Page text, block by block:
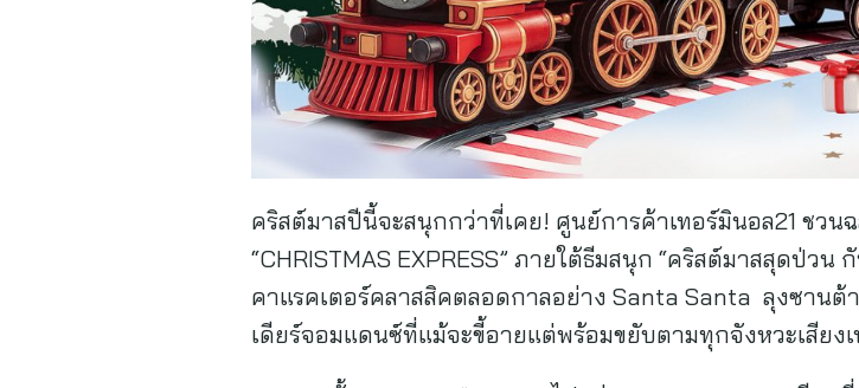
คริสต์มาสปีนี้จะสนุกกว่าที่เคย! ศูนย์การค้าเทอร์มินอล21 ชว
“CHRISTMAS EXPRESS” ภายใต้ธีมสนุก “คริสต์มาสสุดป่ว
คาแรคเตอร์คลาสสิคตลอดกาลอย่าง Santa Santa ลุงซานต้
เดียร์จอมแดนซ์ที่แม้จะขี้อายแต่พร้อมขยับตามทุกจังหวะเสียง